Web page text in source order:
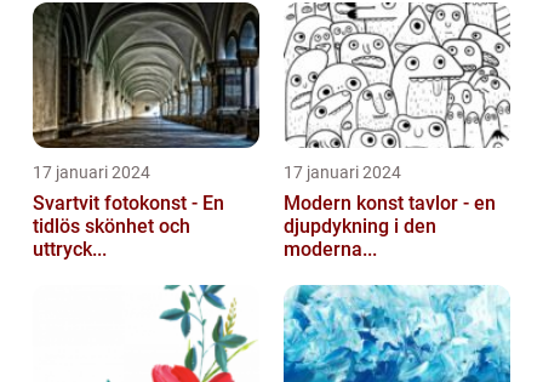
17 januari 2024
Svartvit fotokonst - En
tidlös skönhet och
uttryck...
17 januari 2024
Modern konst tavlor - en
djupdykning i den
moderna...